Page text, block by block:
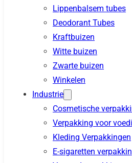
Lippenbalsem tubes
Deodorant Tubes
Kraftbuizen
Witte buizen
Zwarte buizen
Winkelen
Industrie
Cosmetische
Verpakking voor
Kleding Verpakkingen
E-sigaretten